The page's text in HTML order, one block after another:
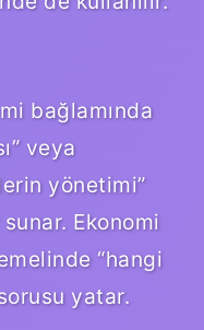
bağlamında
veya
yönetimi”
Ekonomi
“hangi
yatar.